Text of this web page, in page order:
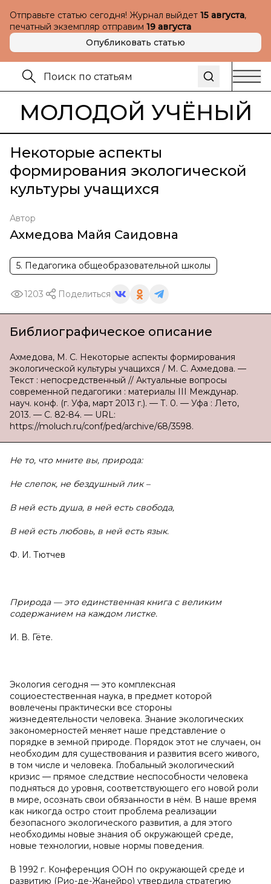
Отправьте статью сегодня! Журнал выйдет 15 августа,
печатный экземпляр отправим 19 августа
Опубликовать статью
МОЛОДОЙ УЧЁНЫЙ
Некоторые аспекты
формирования экологической
культуры учащихся
Автор
Ахмедова Майя Саидовна
5. Педагогика общеобразовательной школы
1203 Поделиться
Библиографическое описание
Ахмедова, М. С. Некоторые аспекты формирования
экологической культуры учащихся / М. С. Ахмедова. —
Текст : непосредственный // Актуальные вопросы
современной педагогики : материалы III Междунар.
науч. конф. (г. Уфа, март 2013 г.). — Т. 0. — Уфа : Лето,
2013. — С. 82-84. — URL:
https://moluch.ru/conf/ped/archive/68/3598.
Не то, что мните вы, природа:
Не слепок, не бездушный лик –
В ней есть душа, в ней есть свобода,
В ней есть любовь, в ней есть язык.
Ф. И. Тютчев
Природа — это единственная книга с великим
содержанием на каждом листке.
И. В. Гёте.
Экология сегодня — это комплексная
социоестественная наука, в предмет которой
вовлечены практически все стороны
жизнедеятельности человека. Знание экологических
закономерностей меняет наше представление о
порядке в земной природе. Порядок этот не случаен, он
необходим для существования и развития всего живого,
в том числе и человека. Глобальный экологический
кризис — прямое следствие неспособности человека
подняться до уровня, соответствующего его новой роли
в мире, осознать свои обязанности в нём. В наше время
как никогда остро стоит проблема реализации
безопасного экологического развития, а для этого
необходимы новые знания об окружающей среде,
новые технологии, новые нормы поведения.
В 1992 г. Конференция ООН по окружающей среде и
развитию (Рио-де-Жанейро) утвердила стратегию